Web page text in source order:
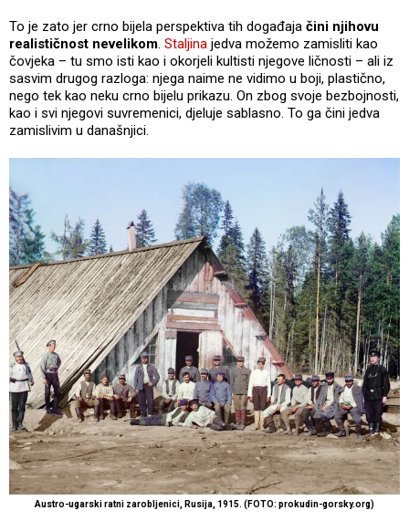
To je zato jer crno bijela perspektiva tih događaja čini njihovu
realističnost nevelikom. Staljina jedva možemo zamisliti kao
čovjeka – tu smo isti kao i okorjeli kultisti njegove ličnosti – ali iz
sasvim drugog razloga: njega naime ne vidimo u boji, plastično,
nego tek kao neku crno bijelu prikazu. On zbog svoje bezbojnosti,
kao i svi njegovi suvremenici, djeluje sablasno. To ga čini jedva
zamislivim u današnjici.
Austro-ugarski ratni zarobljenici, Rusija, 1915. (FOTO: prokudin-gorsky.org)